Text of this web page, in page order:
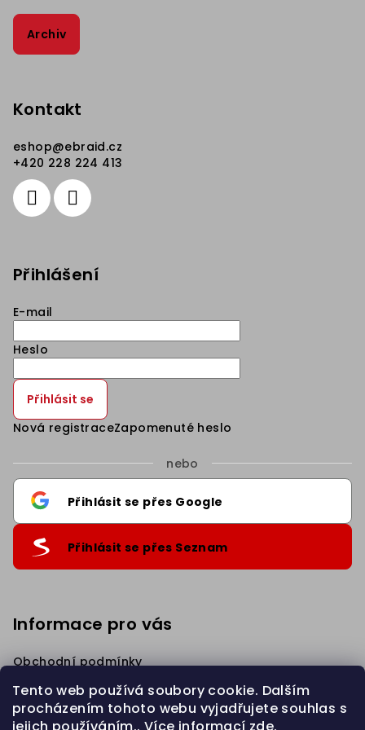
Tento web používá soubory cookie. Dalším
procházením tohoto webu vyjadřujete souhlas s
Archiv
Kontakt
eshop@ebraid.cz
+420 228 224 413
Přihlášení
E-mail
Heslo
Přihlásit se
Nová registraceZapomenuté heslo
nebo
Přihlásit se přes Google
Přihlásit se přes Seznam
Informace pro vás
Obchodní podmínky
Podmínky ochrany osobních údajů
Věrnostní Sleva
Napište nám
Sleva 5% na první nákup
Přihlaste se k našim novinkám
a získejte slevu.